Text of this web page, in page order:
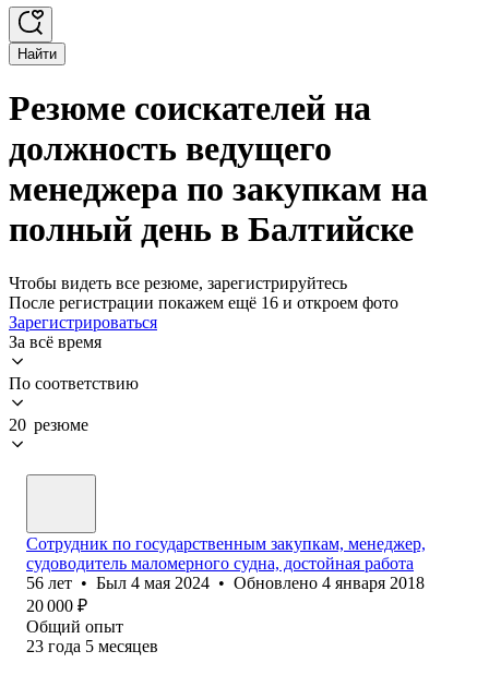
Найти
Резюме соискателей на
должность ведущего
менеджера по закупкам на
полный день в Балтийске
Чтобы видеть все резюме, зарегистрируйтесь
После регистрации покажем ещё 16 и откроем фото
Зарегистрироваться
За всё время
По соответствию
20 резюме
Сотрудник по государственным закупкам, менеджер,
судоводитель маломерного судна, достойная работа
56 лет • Был 4 мая 2024 • Обновлено 4 января 2018
20 000 ₽
Общий опыт
23 года 5 месяцев